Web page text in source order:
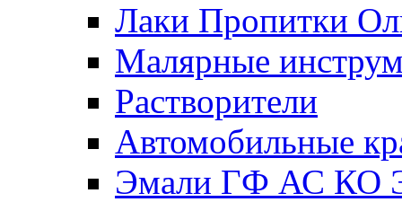
Лаки Пропитки
Малярные
Растворители
Автомобильные
Эмали ГФ АС КО